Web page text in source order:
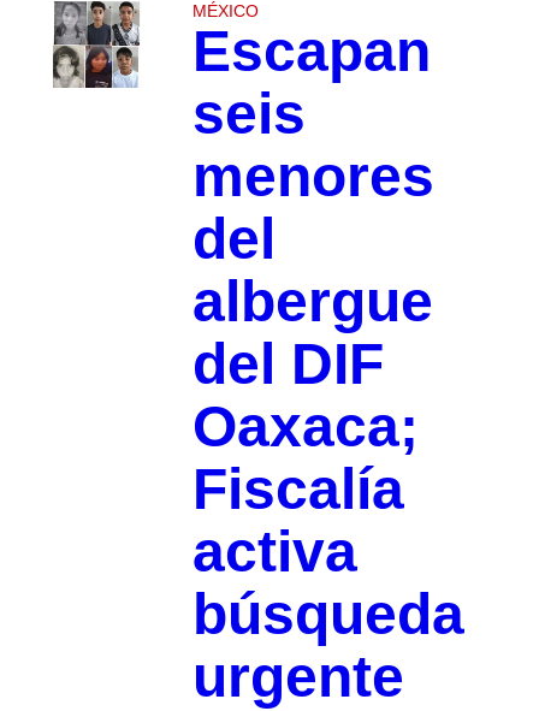
MÉXICO
Escapan
seis
menores
del
albergue
del DIF
Oaxaca;
Fiscalía
activa
búsqueda
urgente